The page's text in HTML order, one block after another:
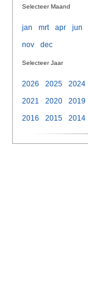
Selecteer Maand
jan mrt apr jun
nov
dec
Selecteer Jaar
2026 2025 2024
2021
2020 2019
2016
2015 2014